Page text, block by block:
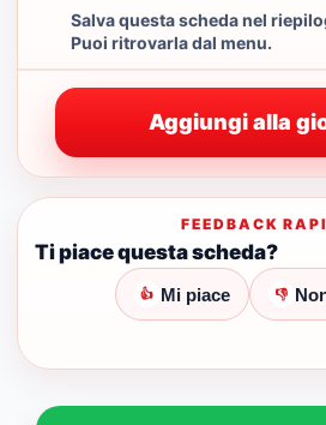
Salva questa scheda nel
Puoi ritrovarla dal menu.
Aggiungi alla
FEEDBACK
Ti piace questa scheda?
👍 Mi piace 👎